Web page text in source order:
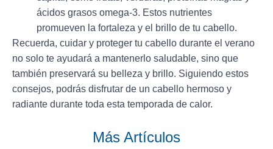
ácidos grasos omega-3. Estos nutrientes
promueven la fortaleza y el brillo de tu cabello.
Recuerda, cuidar y proteger tu cabello durante el verano
no solo te ayudará a mantenerlo saludable, sino que
también preservará su belleza y brillo. Siguiendo estos
consejos, podrás disfrutar de un cabello hermoso y
radiante durante toda esta temporada de calor.
Más Artículos